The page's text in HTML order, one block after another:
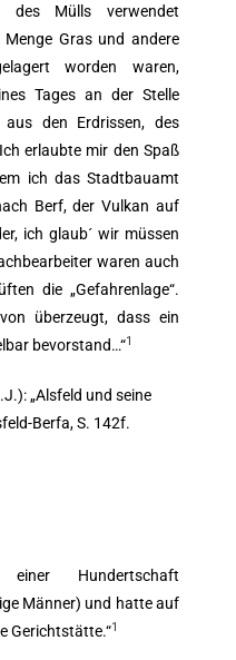
des Mülls verwendet
Gras und andere
worden waren,
Tages an der Stelle
den Erdrissen, des
erlaubte mir den Spaß
ich das Stadtbauamt
Berf, der Vulkan auf
ich glaub´ wir müssen
waren auch
die „Gefahrenlage“.
überzeugt, dass ein
bevorstand…“1
„Alsfeld und seine
Berfa, S. 142f.
Hundertschaft
Männer) und hatte auf
Gerichtstätte.“1